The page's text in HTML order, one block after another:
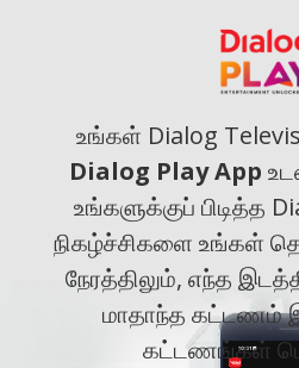
உங்கள் Dialog
Dialog Play App
உங்களுக்குப் பிடித்த
நிகழ்ச்சிகளை உங்கள்
நேரத்திலும், எந்த
மாதாந்த கட்டணம்
கட்டணங்கள்